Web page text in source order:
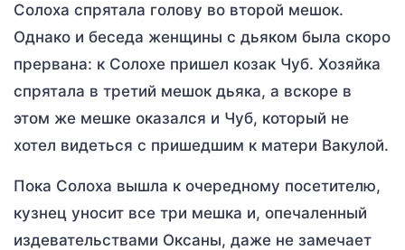
Солоха спрятала голову во второй мешок.
Однако и беседа женщины с дьяком была скоро
прервана: к Солохе пришел козак Чуб. Хозяйка
спрятала в третий мешок дьяка, а вскоре в
этом же мешке оказался и Чуб, который не
хотел видеться с пришедшим к матери Вакулой.
Пока Солоха вышла к очередному посетителю,
кузнец уносит все три мешка и, опечаленный
издевательствами Оксаны, даже не замечает